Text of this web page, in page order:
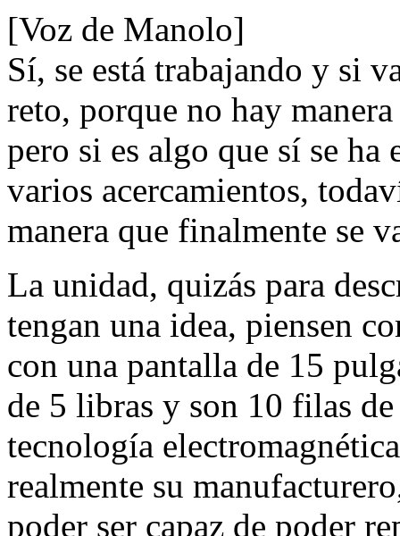
[Voz de Manolo]
Sí, se está trabajando y si
reto, porque no hay
pero si es algo que sí se
varios acercamientos,
manera que finalmente se
La unidad, quizás para
tengan una idea, piensen
con una pantalla de 15
de 5 libras y son 10 filas
tecnología
realmente su
poder ser capaz de poder